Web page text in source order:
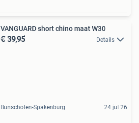
VANGUARD short chino maat W30
€ 39,95 Details
Bunschoten-Spakenburg 24 jul 26